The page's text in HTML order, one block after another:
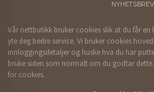
NYHETSBREV
Vår nettbutikk bruker cookies slik at du får
yte deg bedre service. Vi bruker cookies
innloggingsdetaljer og huske hva du har
bruke siden som normalt om du godtar dette.
for cookies.